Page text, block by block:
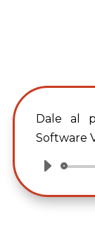
Dale al
Software
audio